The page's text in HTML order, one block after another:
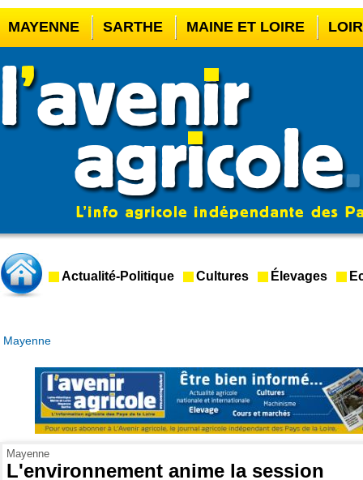
MAYENNE SARTHE MAINE ET LOIRE
CASINO EN LIGNE MEILLEUR BOOKMAKER
CASINO EN LIGNE FRANCE LÉGAL
CRYPTO CASINO
Actualité-Politique Cultures Élevages
Mayenne
Mayenne
L'environnement anime la session